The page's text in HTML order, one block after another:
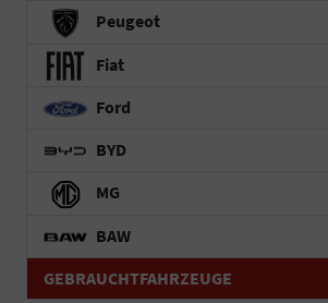
Peugeot
Fiat
Ford
BYD
MG
BAW
GEBRAUCHTFAHRZEUGE